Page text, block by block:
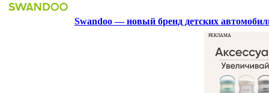
Swandoo — новый бренд детских
РЕКЛАМА